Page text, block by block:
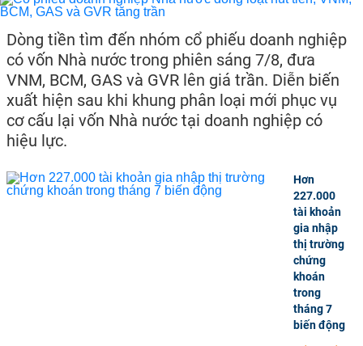
Dòng tiền tìm đến nhóm cổ phiếu doanh nghiệp
có vốn Nhà nước trong phiên sáng 7/8, đưa
VNM, BCM, GAS và GVR lên giá trần. Diễn biến
xuất hiện sau khi khung phân loại mới phục vụ
cơ cấu lại vốn Nhà nước tại doanh nghiệp có
hiệu lực.
Hơn
227.000
tài khoản
gia nhập
thị trường
chứng
khoán
trong
tháng 7
biến động